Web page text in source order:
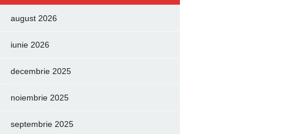
august 2026
iunie 2026
decembrie 2025
noiembrie 2025
septembrie 2025